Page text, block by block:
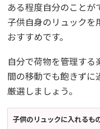
ある程度自分のことが
子供自身のリュックを
おすすめです。
自分で荷物を管理す
間の移動でも飽きずに
厳選しましょう。
子供のリュックに入れるも